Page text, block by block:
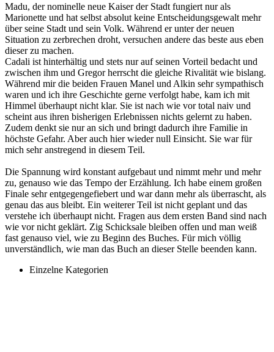
Madu, der nominelle neue Kaiser der Stadt fungiert nur als
Marionette und hat selbst absolut keine Entscheidungsgewalt mehr
über seine Stadt und sein Volk. Während er unter der neuen
Situation zu zerbrechen droht, versuchen andere das beste aus eben
dieser zu machen.
Cadali ist hinterhältig und stets nur auf seinen Vorteil bedacht und
zwischen ihm und Gregor herrscht die gleiche Rivalität wie bislang.
Während mir die beiden Frauen Manel und Alkin sehr sympathisch
waren und ich ihre Geschichte gerne verfolgt habe, kam ich mit
Himmel überhaupt nicht klar. Sie ist nach wie vor total naiv und
scheint aus ihren bisherigen Erlebnissen nichts gelernt zu haben.
Zudem denkt sie nur an sich und bringt dadurch ihre Familie in
höchste Gefahr. Aber auch hier wieder null Einsicht. Sie war für
mich sehr anstregend in diesem Teil.
Die Spannung wird konstant aufgebaut und nimmt mehr und mehr
zu, genauso wie das Tempo der Erzählung. Ich habe einem großen
Finale sehr entgegengefiebert und war dann mehr als überrascht, als
genau das aus bleibt. Ein weiterer Teil ist nicht geplant und das
verstehe ich überhaupt nicht. Fragen aus dem ersten Band sind nach
wie vor nicht geklärt. Zig Schicksale bleiben offen und man weiß
fast genauso viel, wie zu Beginn des Buches. Für mich völlig
unverständlich, wie man das Buch an dieser Stelle beenden kann.
Einzelne Kategorien